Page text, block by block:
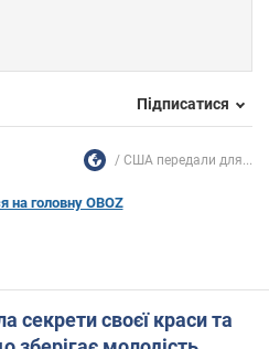
Підписатися
США передали для...
на головну OBOZ
секрети своєї краси та